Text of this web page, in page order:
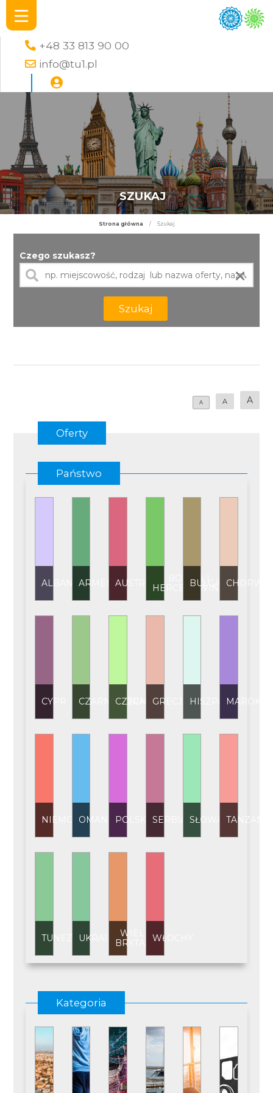
+48 33 813 90 00
info@tu1.pl
SZUKAJ
Strona główna / Szukaj
Czego szukasz?
×
Szukaj
A A A
Oferty
Państwo
ALBANIAARMENIAAUSTRIA
BOŚNIA I
HERCEGOWINA
BUŁGARIA
CYPR CZARNOGÓRA
CZECHY GRECJA HISZPANIAMAROKO
NIEMCY OMAN POLSKASERBIA SŁOWACJATANZANIA
TUNEZJAUKRAINAWIELKA
BRYTANIAWŁOCHY
Kategoria